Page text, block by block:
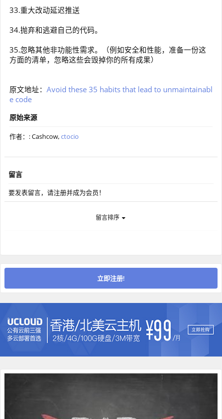
33.重大改动延迟推送
34.抛弃和逃避自己的代码。
35.忽略其他非功能性需求。（例如安全和性能，准备一份这
方面的清单，忽略这些会毁掉你的所有成果）
原文地址： Avoid these 35 habits that lead to unmaintainabl
e code
原始来源
作者：: Cashcow,ctocio
留言
要发表留言，请注册并成为会员！
留言排序
立即注册!